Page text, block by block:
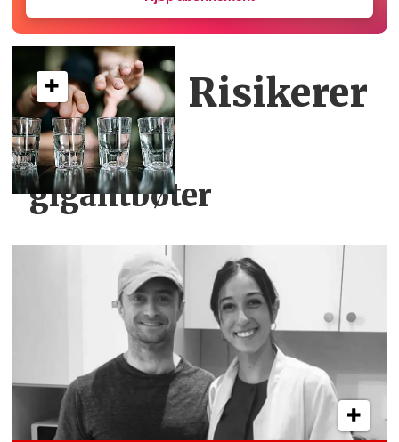
Risikerer
gigantbøter